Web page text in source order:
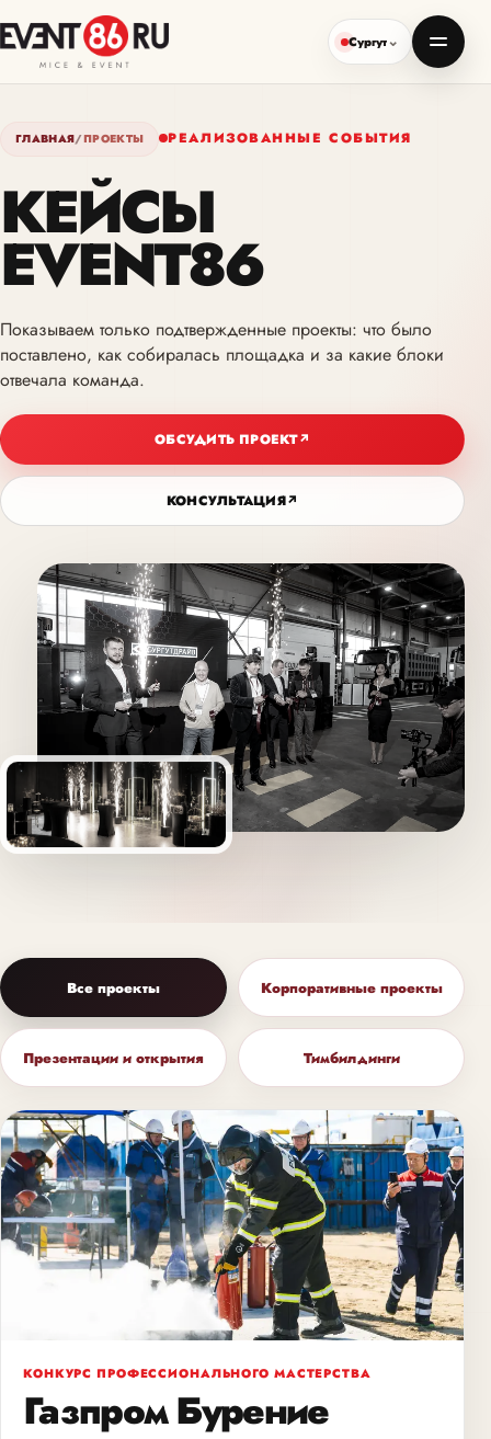
Сургут
ГЛАВНАЯ/ПРОЕКТЫ РЕАЛИЗОВАННЫЕ СОБЫТИЯ
КЕЙСЫ
EVENT86
Показываем только подтвержденные проекты: что было
поставлено, как собиралась площадка и за какие блоки
отвечала команда.
ОБСУДИТЬ ПРОЕКТ↗
КОНСУЛЬТАЦИЯ↗
Все проекты Корпоративные проекты
Презентации и открытия Тимбилдинги
КОНКУРС ПРОФЕССИОНАЛЬНОГО МАСТЕРСТВА
Газпром Бурение